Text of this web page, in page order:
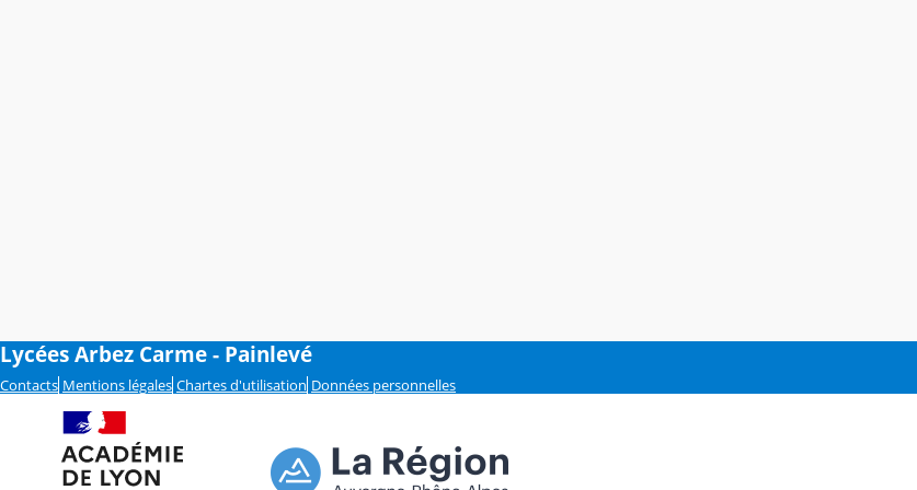
Lycées Arbez Carme - Painlevé
Contacts Mentions légales Chartes d'utilisation Données personnelles